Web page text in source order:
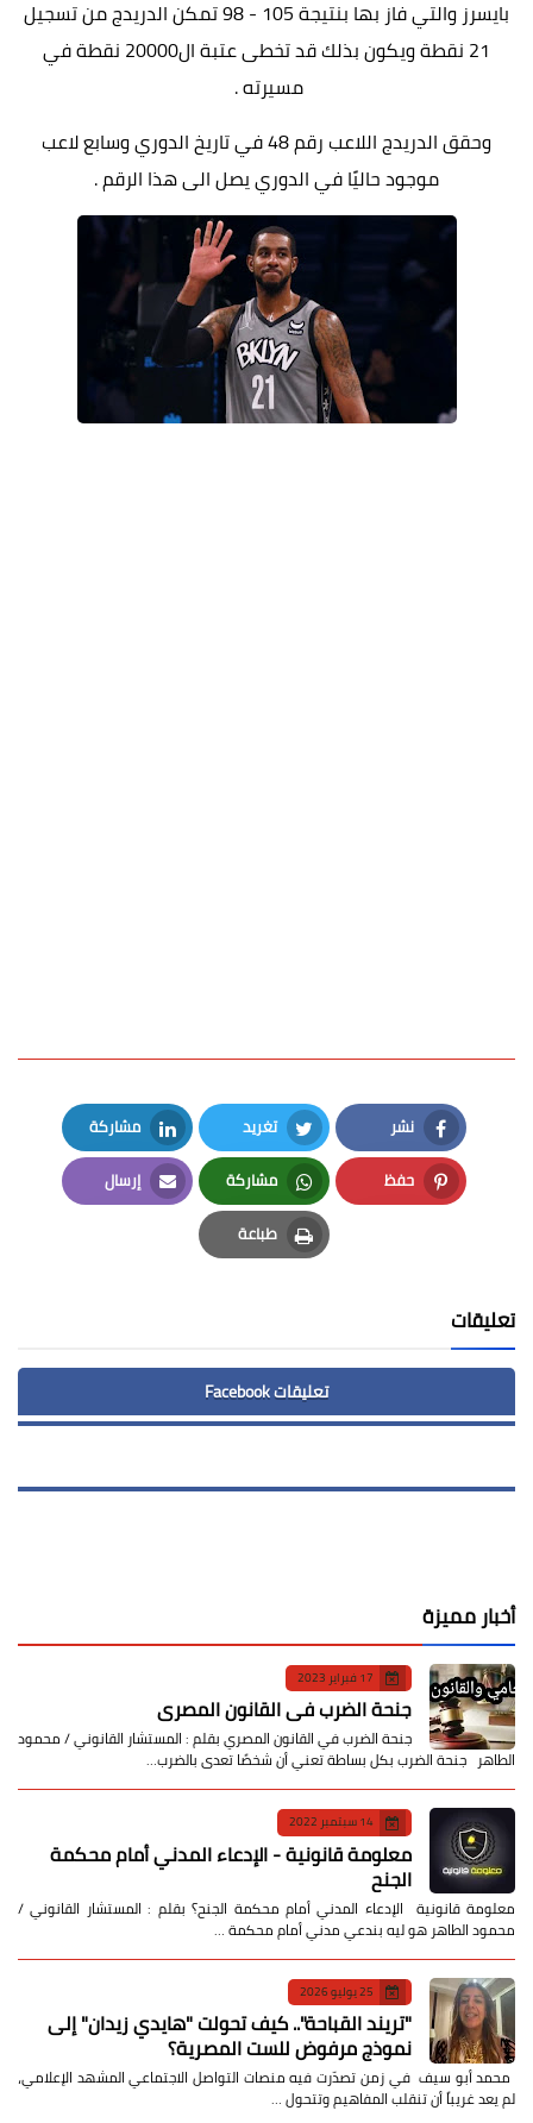
بايسرز والتي فاز بها بنتيجة 105 - 98 تمكن الدريدج من تسجيل
21 نقطة ويكون بذلك قد تخطى عتبة ال20000 نقطة في
مسيرته .
وحقق الدريدج اللاعب رقم 48 في تاريخ الدوري وسابع لاعب
موجود حاليًا في الدوري يصل الى هذا الرقم .
نشر
Facebook
تغريد
Twitter
مشاركة
LinkedIn
حفظ
Pinterest
مشاركة
Whatsapp
إرسال
Email
طباعة
Print
تعليقات
تعليقات Facebook
أخبار مميزة
17 فبراير 2023
جنحة الضرب في القانون المصري
جنحة الضرب في القانون المصري بقلم : المستشار القانوني / محمود
الطاهر جنحة الضرب بكل بساطة تعني أن شخصًا تعدى بالضرب…
14 سبتمبر 2022
معلومة قانونية - الإدعاء المدني أمام محكمة
الجنح
معلومة قانونية الإدعاء المدني أمام محكمة الجنح؟ بقلم : المستشار القانوني /
محمود الطاهر هو ليه بندعي مدني أمام محكمة …
25 يوليو 2026
​"تريند القباحة".. كيف تحولت "هايدي زيدان" إلى
نموذج مرفوض للست المصرية؟
​ محمد أبو سيف ​في زمن تصدّرت فيه منصات التواصل الاجتماعي المشهد الإعلامي،
لم يعد غريباً أن تنقلب المفاهيم وتتحول …